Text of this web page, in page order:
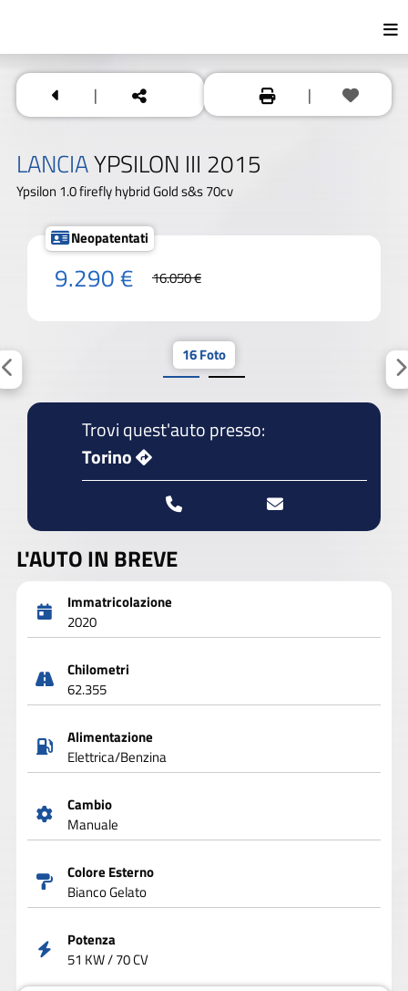
| |
LANCIAYPSILON III 2015
Ypsilon 1.0 firefly hybrid Gold s&s 70cv
Neopatentati
9.290 € 16.050 €
16 Foto
Trovi quest'auto presso:
Torino
L'AUTO IN BREVE
Immatricolazione
2020
Chilometri
62.355
Alimentazione
Elettrica/Benzina
Cambio
Manuale
Colore Esterno
Bianco Gelato
Potenza
51 KW / 70 CV